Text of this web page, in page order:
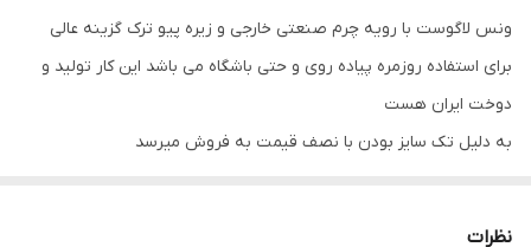
ونس لاگوست با رویه چرم صنعتی خارجی و زیره پیو ترک گزینه عالی
برای استفاده روزمره پیاده روی و حتی باشگاه می باشد این کار تولید و
دوخت ایران هست
به دلیل تک سایز بودن با نصف قیمت به فروش میرسد
نظرات